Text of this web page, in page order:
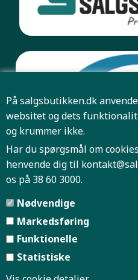
På salgsbutikken.dk
websitet og dets
og krummer ikke.
Har du spørgsmål om
henvende dig til
os på 38 60 3000.
Nødvendige
Markedsføring
Funktionelle
Statistiske
Pris og antal er først